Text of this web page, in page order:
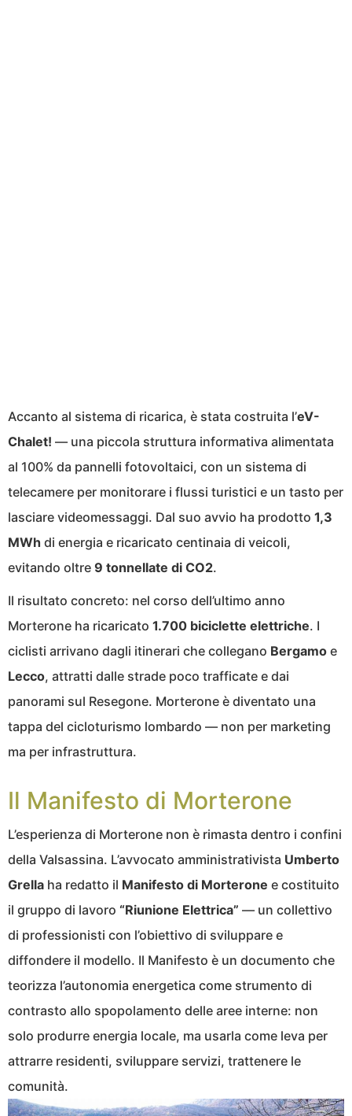
Accanto al sistema di ricarica, è stata costruita l’eV-
Chalet! — una piccola struttura informativa alimentata
al 100% da pannelli fotovoltaici, con un sistema di
telecamere per monitorare i flussi turistici e un tasto per
lasciare videomessaggi. Dal suo avvio ha prodotto 1,3
MWh di energia e ricaricato centinaia di veicoli,
evitando oltre 9 tonnellate di CO2.
Il risultato concreto: nel corso dell’ultimo anno
Morterone ha ricaricato 1.700 biciclette elettriche. I
ciclisti arrivano dagli itinerari che collegano Bergamo e
Lecco, attratti dalle strade poco trafficate e dai
panorami sul Resegone. Morterone è diventato una
tappa del cicloturismo lombardo — non per marketing
ma per infrastruttura.
Il Manifesto di Morterone
L’esperienza di Morterone non è rimasta dentro i confini
della Valsassina. L’avvocato amministrativista Umberto
Grella ha redatto il Manifesto di Morterone e costituito
il gruppo di lavoro “Riunione Elettrica” — un collettivo
di professionisti con l’obiettivo di sviluppare e
diffondere il modello. Il Manifesto è un documento che
teorizza l’autonomia energetica come strumento di
contrasto allo spopolamento delle aree interne: non
solo produrre energia locale, ma usarla come leva per
attrarre residenti, sviluppare servizi, trattenere le
comunità.